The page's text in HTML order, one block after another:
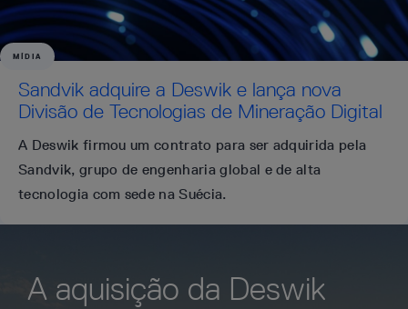
MÍDIA
Sandvik adquire a Deswik e lança nova
Divisão de Tecnologias de Mineração Digital
A Deswik firmou um contrato para ser adquirida pela
Sandvik, grupo de engenharia global e de alta
tecnologia com sede na Suécia.
A aquisição da Deswik